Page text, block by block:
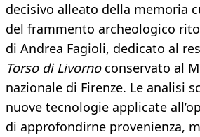
decisivo alleato della memoria
del frammento archeologico
di Andrea Fagioli, dedicato al
Torso di Livornoconservato al
nazionale di Firenze. Le analisi
nuove tecnologie applicate
di approfondirne provenienza,